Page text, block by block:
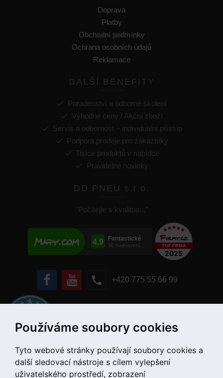
Používáme soubory cookies
Tyto webové stránky používají soubory cookies a
další sledovací nástroje s cílem vylepšení
uživatelského prostředí, zobrazení
Doprava
Platby
Obchodní podmínky
Ochrana osobních údajů
Reklamace
DALŠÍ BENEFITY
Poradenství a odborné školení
Výhodné ceny / Akční zboží
Servis a odbornost – individuální přístup
Podpora prodeje pro zákazníky
Tisíce produktů v nabídce
Pravidelné novinky
DD PNEU s.r.o.
"Počítejte s kvalitou..."
+420 775 55 66 99